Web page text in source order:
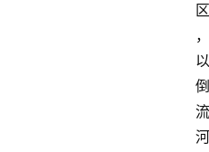
区
，
以
倒
流
河